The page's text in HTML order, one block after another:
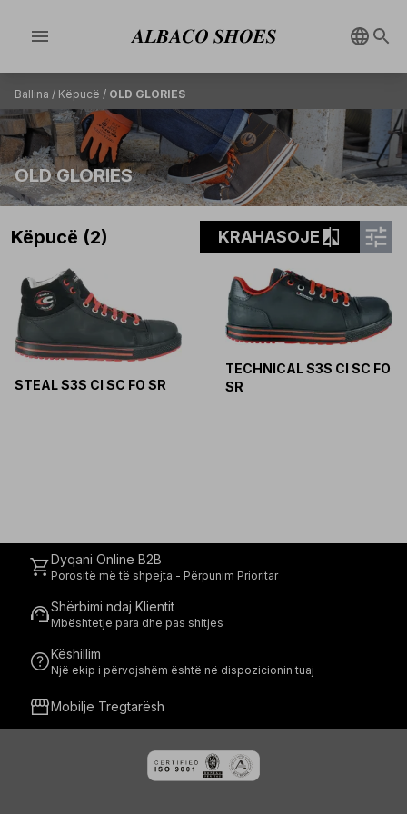
menu
Ballina / Këpucë / OLD GLORIES
OLD GLORIES
Këpucë (2) KRAHASOJEcompare tune
STEAL S3S CI SC FO SR
TECHNICAL S3S CI SC FO
SR
shopping_cartDyqani Online B2B
Porositë më të shpejta - Përpunim Prioritar
support_agentShërbimi ndaj Klientit
Mbështetje para dhe pas shitjes
helpKëshillim
Një ekip i përvojshëm është në dispozicionin tuaj
storefrontMobilje Tregtarësh